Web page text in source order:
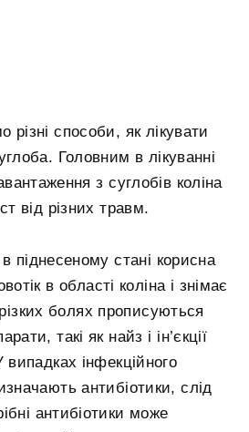
різні способи, як лікувати
Головним в лікуванні
з суглобів коліна
від різних травм.
в піднесеному стані корисна
в області коліна і знімає
болях прописуються
такі як найз і ін’єкції
випадках інфекційного
антибіотики, слід
антибіотики може